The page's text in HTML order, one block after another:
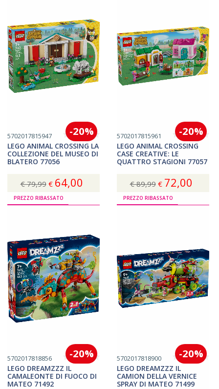
5702017815947
LEGO ANIMAL CROSSING LA
COLLEZIONE DEL MUSEO DI
BLATERO 77056
€ 79,99€ 64,00
-20%
Acquista
5702017815961
LEGO ANIMAL CROSSING
CASE CREATIVE: LE
QUATTRO STAGIONI 77057
€ 89,99€ 72,00
-20%
Acquista
PREZZO RIBASSATO
5702017818856
LEGO DREAMZZZ IL
CAMALEONTE DI FUOCO DI
MATEO 71492
-20%
PREZZO RIBASSATO
5702017818900
LEGO DREAMZZZ IL
CAMION DELLA VERNICE
SPRAY DI MATEO 71499
-20%